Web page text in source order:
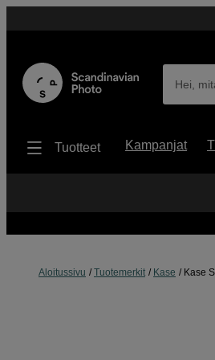
Hei,
Tuotteet Kampanjat
Aloitussivu Tuotemerkit Kase Kase